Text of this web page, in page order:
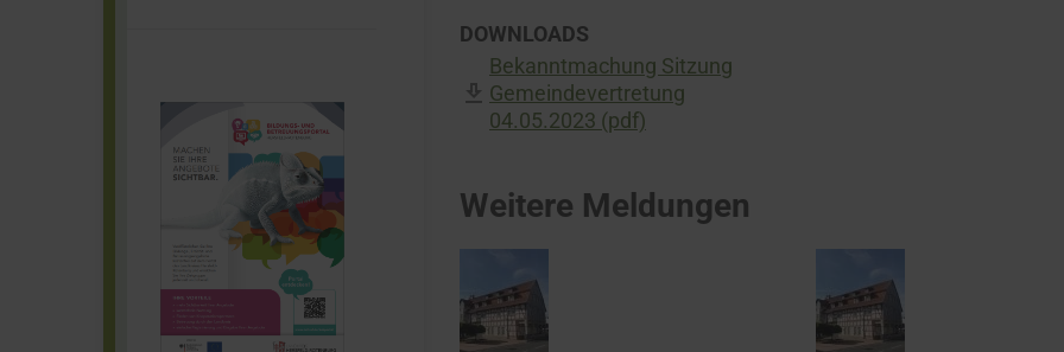
DOWNLOADS
Bekanntmachung Sitzung
Gemeindevertretung
04.05.2023 (pdf)
Weitere Meldungen